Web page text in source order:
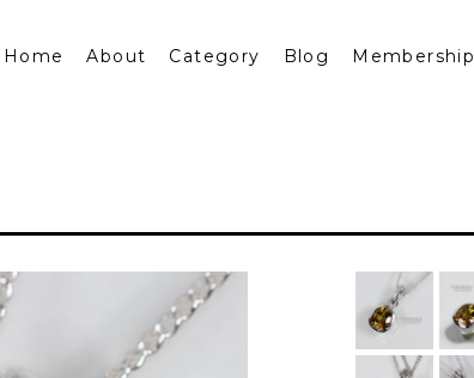
Home About Category Blog Membership